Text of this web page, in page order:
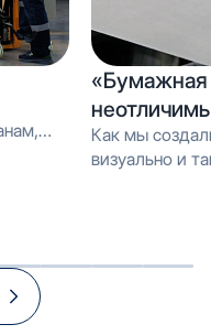
«Бумажная
Как мы
визуально и тактильно неотличимое от